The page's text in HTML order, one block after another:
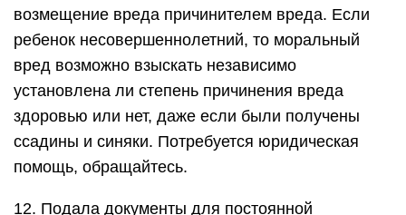
возмещение вреда причинителем вреда. Если
ребенок несовершеннолетний, то моральный
вред возможно взыскать независимо
установлена ли степень причинения вреда
здоровью или нет, даже если были получены
ссадины и синяки. Потребуется юридическая
помощь, обращайтесь.
12. Подала документы для постоянной